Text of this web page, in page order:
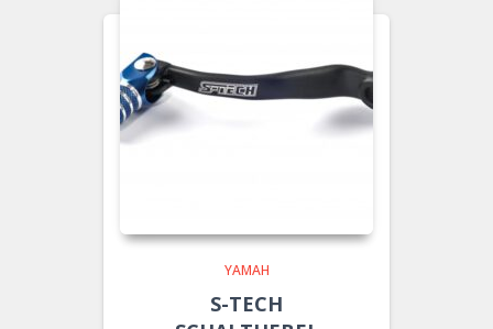
YAMAH
S-TECH